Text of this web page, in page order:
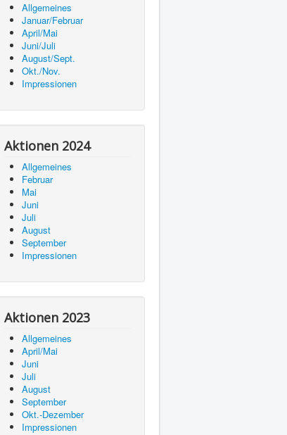
Allgemeines
Januar/Februar
April/Mai
Juni/Juli
August/Sept.
Okt./Nov.
Impressionen
Aktionen 2024
Allgemeines
Februar
Mai
Juni
Juli
August
September
Impressionen
Aktionen 2023
Allgemeines
April/Mai
Juni
Juli
August
September
Okt.-Dezember
Impressionen